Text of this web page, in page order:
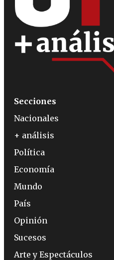
Secciones
Nacionales
+ análisis
Política
Economía
Mundo
País
Opinión
Sucesos
Arte y Espectáculos